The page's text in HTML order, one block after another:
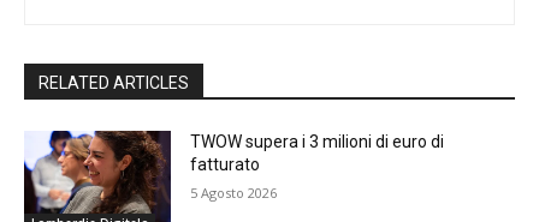
RELATED ARTICLES
TWOW supera i 3 milioni di euro di
fatturato
5 Agosto 2026